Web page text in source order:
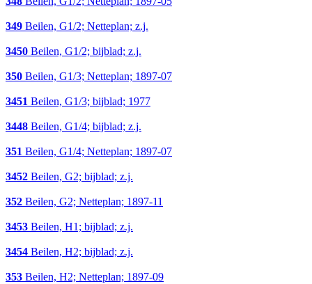
349 Beilen, G1/2; Netteplan; z.j.
3450 Beilen, G1/2; bijblad; z.j.
350 Beilen, G1/3; Netteplan; 1897-07
3451 Beilen, G1/3; bijblad; 1977
3448 Beilen, G1/4; bijblad; z.j.
351 Beilen, G1/4; Netteplan; 1897-07
3452 Beilen, G2; bijblad; z.j.
352 Beilen, G2; Netteplan; 1897-11
3453 Beilen, H1; bijblad; z.j.
3454 Beilen, H2; bijblad; z.j.
353 Beilen, H2; Netteplan; 1897-09